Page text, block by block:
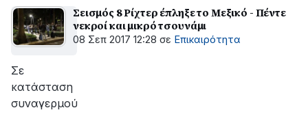
Σεισμός 8 Ρίχτερ έπληξε το Μεξικό - Πέντε
νεκροί και μικρό τσουνάμι
08 Σεπ 2017 12:28 σε Επικαιρότητα
Σε
κατάσταση
συναγερμού